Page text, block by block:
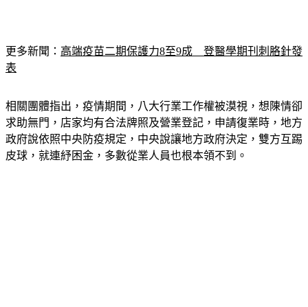
更多新聞：
相關團體指出，疫情期間，八大行業工作權被漠視，想陳情卻
求助無門，店家均有合法牌照及營業登記，申請復業時，地方
政府說依照中央防疫規定，中央說讓地方政府決定，雙方互踢